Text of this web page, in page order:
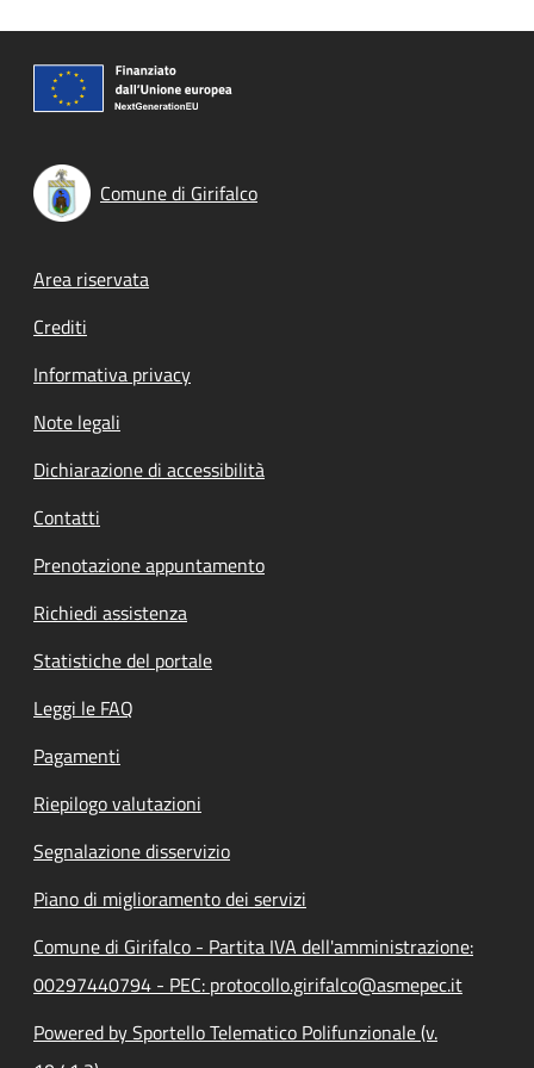
Comune di Girifalco
Footer menu
Area riservata
Crediti
Informativa privacy
Note legali
Dichiarazione di accessibilità
Contatti
Prenotazione appuntamento
Richiedi assistenza
Statistiche del portale
Leggi le FAQ
Pagamenti
Riepilogo valutazioni
Segnalazione disservizio
Piano di miglioramento dei servizi
Comune di Girifalco - Partita IVA dell'amministrazione:
00297440794 - PEC: protocollo.girifalco@asmepec.it
Powered by Sportello Telematico Polifunzionale (v.